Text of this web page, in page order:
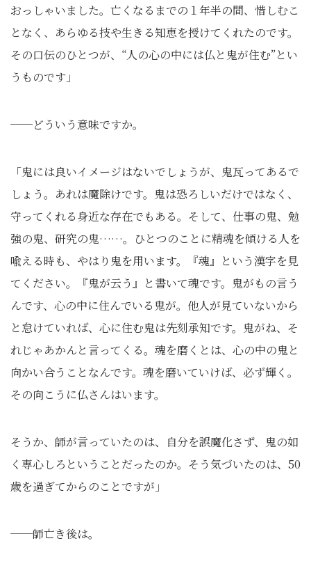
おっしゃいました。亡くなるまでの１年半の間、惜しむこ
となく、あらゆる技や生きる知恵を授けてくれたのです。
その口伝のひとつが、“人の心の中には仏と鬼が住む”とい
うものです」
──どういう意味ですか。
「鬼には良いイメージはないでしょうが、鬼瓦ってあるで
しょう。あれは魔除けです。鬼は恐ろしいだけではなく、
守ってくれる身近な存在でもある。そして、仕事の鬼、勉
強の鬼、研究の鬼……。ひとつのことに精魂を傾ける人を
喩える時も、やはり鬼を用います。『魂』という漢字を見
てください。『鬼が云う』と書いて魂です。鬼がもの言う
んです、心の中に住んでいる鬼が。他人が見ていないから
と怠けていれば、心に住む鬼は先刻承知です。鬼がね、そ
れじゃあかんと言ってくる。魂を磨くとは、心の中の鬼と
向かい合うことなんです。魂を磨いていけば、必ず輝く。
その向こうに仏さんはいます。
そうか、師が言っていたのは、自分を誤魔化さず、鬼の如
く専心しろということだったのか。そう気づいたのは、50
歳を過ぎてからのことですが」
──師亡き後は。